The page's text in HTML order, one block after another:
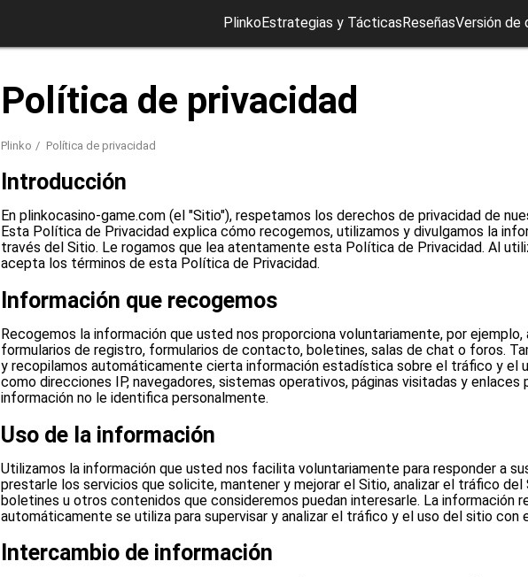
Plinko Estrategias y Tácticas ReseñasVersión de
Política de privacidad
Plinko Política de privacidad
Introducción
En plinkocasino-game.com (el "Sitio"), respetamos los derechos de privacidad de
Esta Política de Privacidad explica cómo recogemos, utilizamos y divulgamos la
través del Sitio. Le rogamos que lea atentamente esta Política de Privacidad. Al
acepta los términos de esta Política de Privacidad.
Información que recogemos
Recogemos la información que usted nos proporciona voluntariamente, por ejemplo,
formularios de registro, formularios de contacto, boletines, salas de chat o foros.
y recopilamos automáticamente cierta información estadística sobre el tráfico y el
como direcciones IP, navegadores, sistemas operativos, páginas visitadas y enlaces
información no le identifica personalmente.
Uso de la información
Utilizamos la información que usted nos facilita voluntariamente para responder a
prestarle los servicios que solicite, mantener y mejorar el Sitio, analizar el tráfico del
boletines u otros contenidos que consideremos puedan interesarle. La información
automáticamente se utiliza para supervisar y analizar el tráfico y el uso del sitio con
Intercambio de información